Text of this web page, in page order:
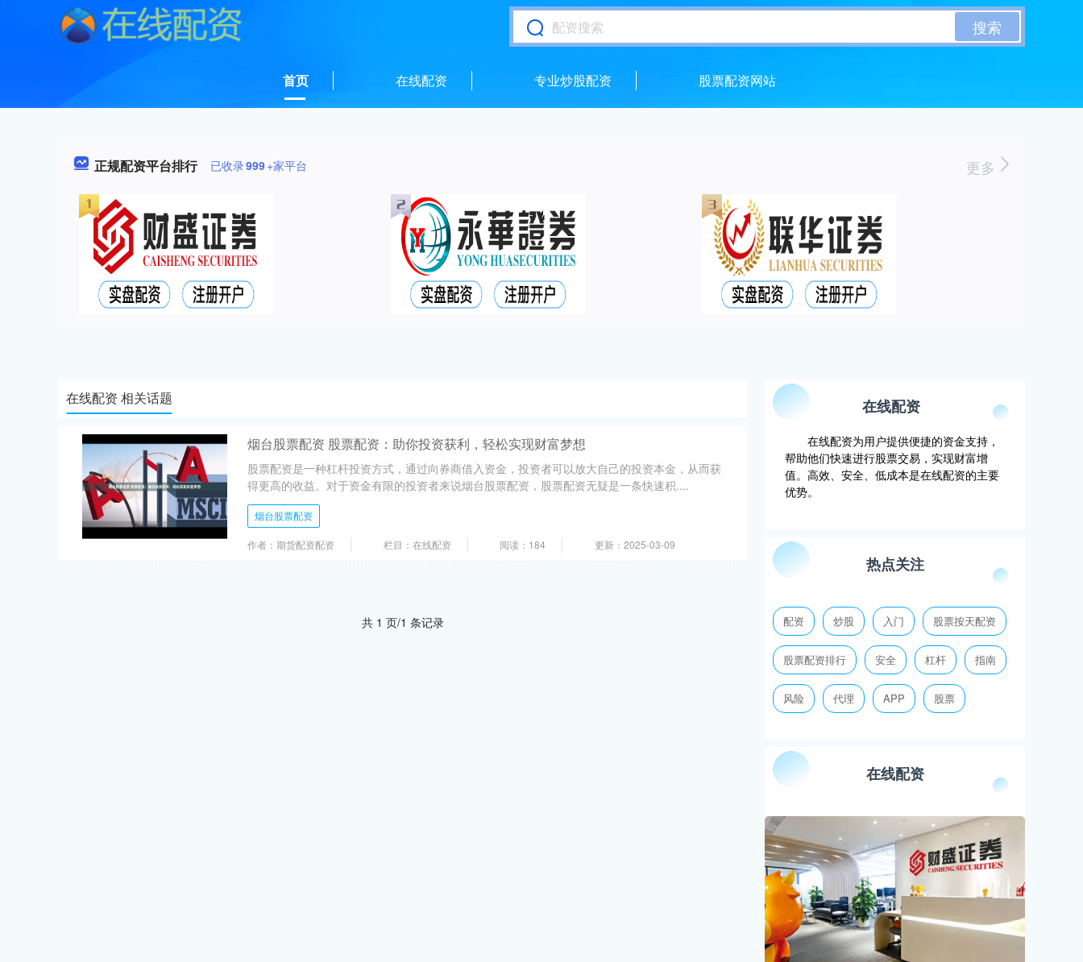
搜索
首页 在线配资 专业炒股配资 股票配资网站
正规配资平台排行 已收录999+家平台 更多
在线配资 相关话题
烟台股票配资 股票配资：助你投资获利，轻松实现财富梦想
股票配资是一种杠杆投资方式，通过向券商借入资金，投资者可以放大自己的投资本金，从而获
得更高的收益。对于资金有限的投资者来说烟台股票配资，股票配资无疑是一条快速积....
烟台股票配资
作者：期货配资配资 栏目：在线配资 阅读：184 更新：2025-03-09
共 1 页/1 条记录
在线配资
在线配资为用户提供便捷的资金支持，
帮助他们快速进行股票交易，实现财富增
值。高效、安全、低成本是在线配资的主要
优势。
热点关注
配资 炒股 入门 股票按天配资
股票配资排行 安全 杠杆 指南
风险 代理 APP 股票
在线配资